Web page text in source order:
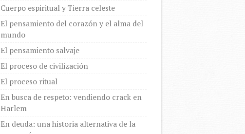
Cuerpo espiritual y Tierra celeste
El pensamiento del corazón y el alma del
mundo
El pensamiento salvaje
El proceso de civilización
El proceso ritual
En busca de respeto: vendiendo crack en
Harlem
En deuda: una historia alternativa de la